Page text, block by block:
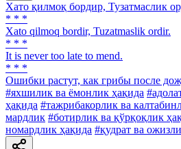
Хато қилмоқ бордир, Тузатмаслик
* * *
Xato qilmoq bordir, Tuzatmaslik ordir.
* * *
It is never too late to mend.
* * *
Ошибки растут, как грибы после
#яхшилик ва ёмонлик ҳақида
ҳақида #тажрибакорлик ва
мардлик #ботирлик ва қўрқоқлик
номардлик ҳақида #қудрат ва